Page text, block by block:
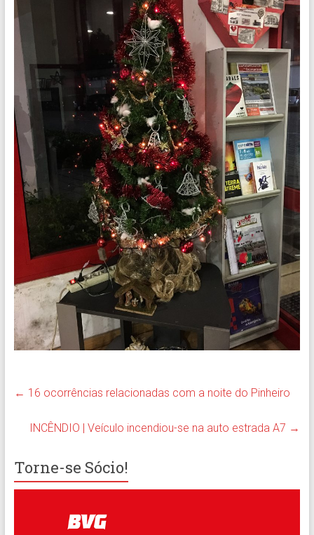
← 16 ocorrências relacionadas com a noite do Pinheiro
INCÊNDIO | Veículo incendiou-se na auto estrada A7 →
Torne-se Sócio!